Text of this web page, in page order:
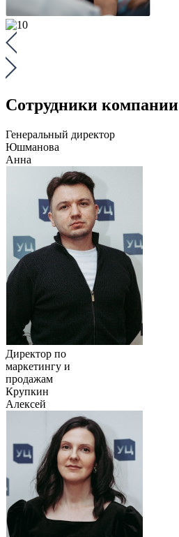
Сотрудники компании
Генеральный директор
Юшманова
Анна
Директор по
маркетингу и
продажам
Крупкин
Алексей